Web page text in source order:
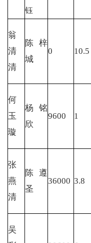
钰
翁
清
清
陈梓
城
0 10.5
何
玉
璇
杨铭
欣
9600 1
张
燕
清
陈遵
圣
36000 3.8
吴